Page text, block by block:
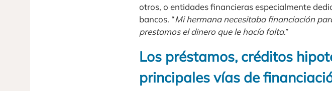
otros, o entidades financieras especialmente
bancos. “Mi hermana necesitaba financiación
prestamos el dinero que le hacía falta.”
Los préstamos, créditos
principales vías de